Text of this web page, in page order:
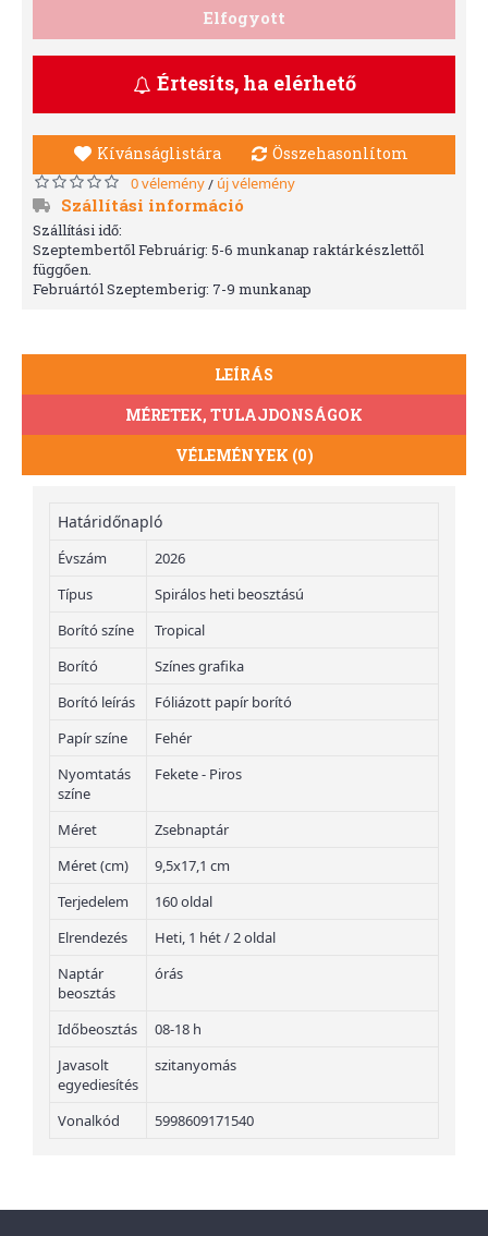
Elfogyott
Értesíts, ha elérhető
Kívánságlistára Összehasonlítom
0 vélemény/ új vélemény
Szállítási információ
Szállítási idő:
Szeptembertől Februárig: 5-6 munkanap raktárkészlettől
függően.
Februártól Szeptemberig: 7-9 munkanap
LEÍRÁS
MÉRETEK, TULAJDONSÁGOK
VÉLEMÉNYEK (0)
Határidőnapló
Évszám
2026
Típus
Spirálos heti beosztású
Borító színe
Tropical
Borító
Színes grafika
Borító leírás
Fóliázott papír borító
Papír színe
Fehér
Nyomtatás
színe
Fekete - Piros
Méret
Zsebnaptár
Méret (cm)
9,5x17,1 cm
Terjedelem
160 oldal
Elrendezés
Heti, 1 hét / 2 oldal
Naptár
beosztás
órás
Időbeosztás
08-18 h
Javasolt
egyediesítés
szitanyomás
Vonalkód 5998609171540